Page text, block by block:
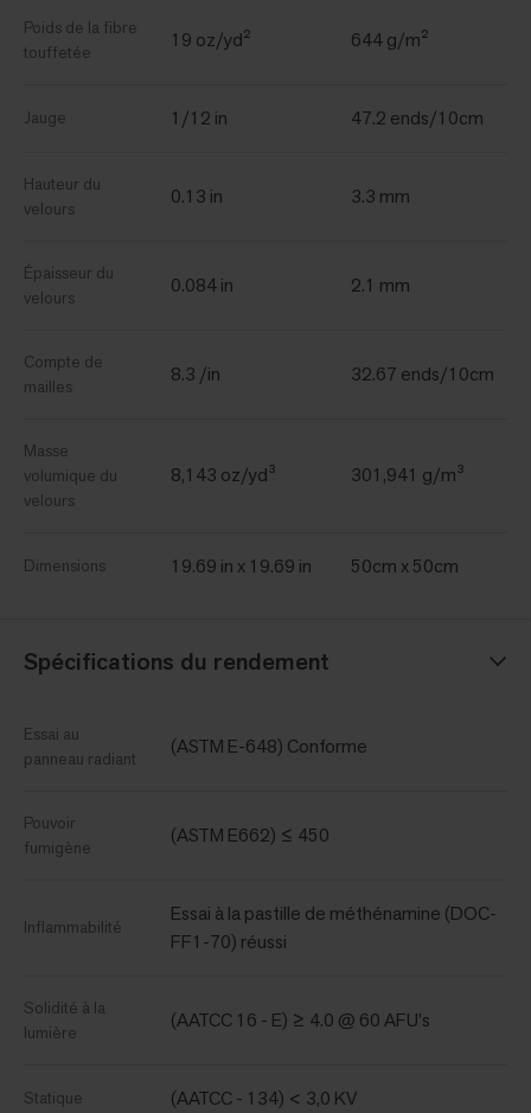
Poids de la fibre
touffetée
19 oz/yd² 644 g/m²
Jauge 1/12 in 47.2 ends/10cm
Hauteur du
velours
0.13 in 3.3 mm
Épaisseur du
velours
0.084 in 2.1 mm
Compte de
mailles
8.3 /in 32.67 ends/10cm
Masse
volumique du
velours
8,143 oz/yd³ 301,941 g/m³
Dimensions 19.69 in x 19.69 in 50cm x 50cm
Spécifications du rendement
Essai au
panneau radiant
(ASTM E-648) Conforme
Pouvoir
fumigène
(ASTM E662) ≤ 450
Inflammabilité
Essai à la pastille de méthénamine (DOC-
FF1-70) réussi
Solidité à la
lumière
(AATCC 16 - E) ≥ 4.0 @ 60 AFU's
Statique (AATCC - 134) < 3,0 KV